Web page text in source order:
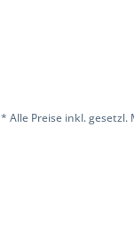
* Alle Preise inkl.